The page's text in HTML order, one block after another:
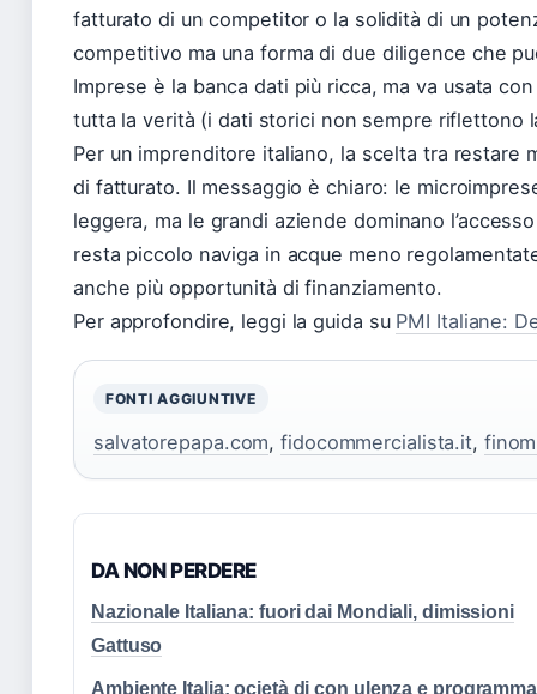
fatturato di un competitor o la solidità di un
competitivo ma una forma di due diligence che
Imprese è la banca dati più ricca, ma va usata
tutta la verità (i dati storici non sempre riflettono
Per un imprenditore italiano, la scelta tra restare
di fatturato. Il messaggio è chiaro: le
leggera, ma le grandi aziende dominano
resta piccolo naviga in acque meno
anche più opportunità di finanziamento.
Per approfondire, leggi la guida su PMI Italiane:
FONTI AGGIUNTIVE
salvatorepapa.com,fidocommercialista.it,
DA NON PERDERE
Nazionale Italiana: fuori dai Mondiali, dimissioni
Gattuso
Ambiente Italia: ocietà di con ulenza e